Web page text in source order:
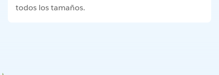
todos los tamaños.